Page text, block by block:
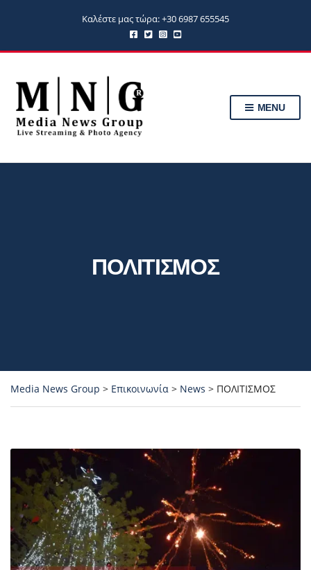
Καλέστε μας τώρα: +30 6987 655545
MENU
ΠΟΛΙΤΙΣΜΟΣ
Media News Group > Επικοινωνία > News > ΠΟΛΙΤΙΣΜΟΣ